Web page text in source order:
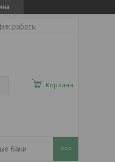
работы
Корзина
баки